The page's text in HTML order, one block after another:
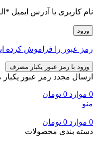
کاربری یا آدرس ایمیل*
عبور را فراموش کرده اید؟
با رمز عبور یکبار مصرف
مجدد رمز عبور یکبار
0
تومان
0
تومان
بندی محصولات